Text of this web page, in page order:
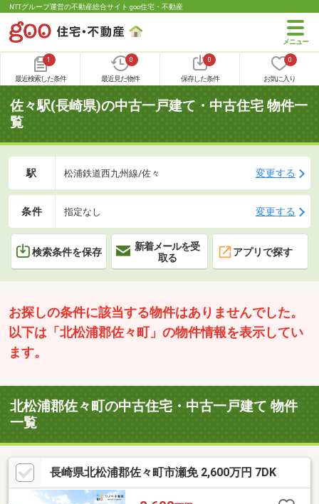
NTTグループ運営の不動産総合サイト goo住宅・不動産
1
最近検索した条件
0
最近見た物件
0
保存した条件
0
お気に入り
佐々駅(長崎県)の中古一戸建て・中古住宅 物件一
覧
駅 松浦鉄道西九州線/佐々 変更する
条件 指定なし 変更する
検索条件を保存
新着メールを受
取る
アプリで探す
お探しの条件に該当する物件はありませんでした。
以下は「北松浦郡佐々町」の物件情報を表示してい
ます。
北松浦郡佐々町の中古住宅・中古一戸建て 物件
一覧
長崎県北松浦郡佐々町市瀬免 2,600万円 7DK